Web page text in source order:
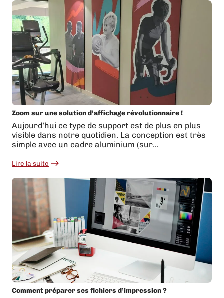
Twisto
x
Vikings
de
Caen
Zoom sur une solution d’affichage révolutionnaire !
Aujourd’hui ce type de support est de plus en plus
visible dans notre quotidien. La conception est très
simple avec un cadre aluminium (sur…
Lire la suite
:
sur
solution
d’affichage
révolutionnaire
!
Comment préparer ses fichiers d’impression ?